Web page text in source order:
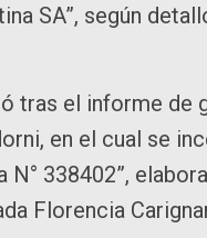
SA”, según
tras el informe de
en el cual se
N° 338402”,
Florencia